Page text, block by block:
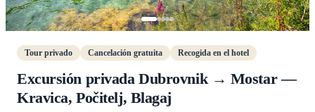
Tour privado Cancelación gratuita Recogida en el hotel
Excursión privada Dubrovnik → Mostar —
Kravica, Počitelj, Blagaj